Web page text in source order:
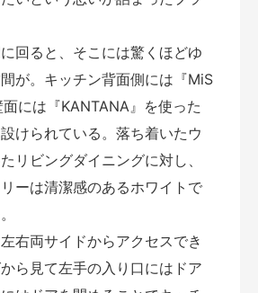
回ると、そこには驚くほどゆ
が。キッチン背面側には『MiS
には『KANTANA』を使った
けられている。落ち着いたウ
リビングダイニングに対し、
ーは清潔感のあるホワイトで
右両サイドからアクセスでき
ら見て左手の入り口にはドア